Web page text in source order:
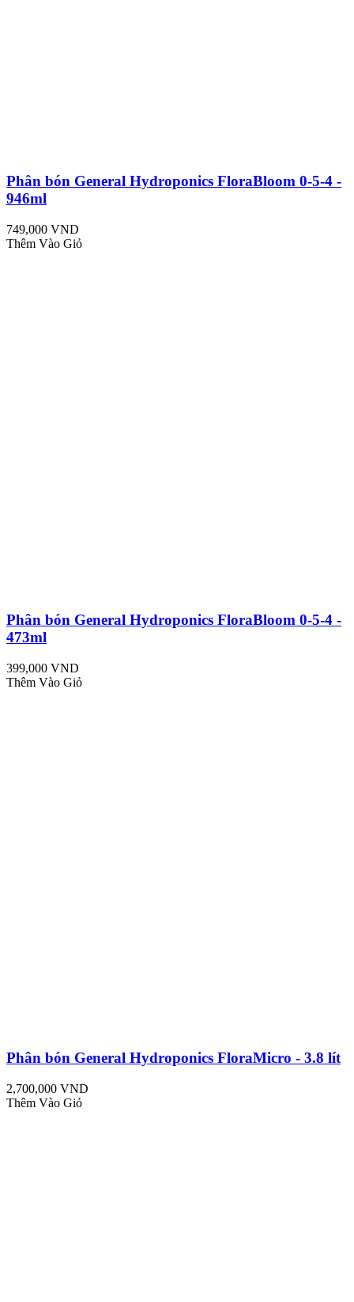
Phân bón General Hydroponics FloraBloom 0-5-4 -
946ml
749,000 VND
Thêm Vào Giỏ
Phân bón General Hydroponics FloraBloom 0-5-4 -
473ml
399,000 VND
Thêm Vào Giỏ
Phân bón General Hydroponics FloraMicro - 3.8 lít
2,700,000 VND
Thêm Vào Giỏ